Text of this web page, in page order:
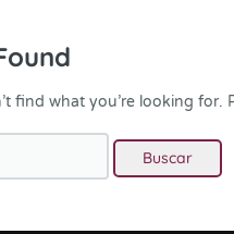
find what you’re looking for.